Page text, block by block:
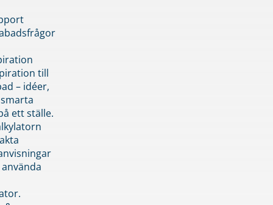
till
– idéer,
ett ställe.